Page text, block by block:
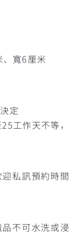
寬6厘米
定
工作天不等，
私訊預約時間
不可水洗或浸